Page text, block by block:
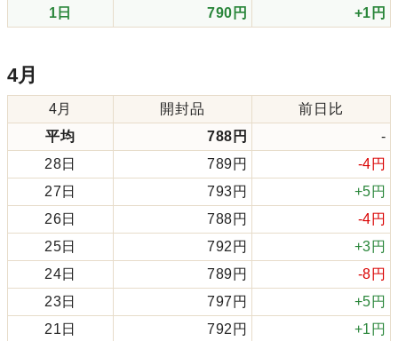
1日
790円 +1円
4月
4月 開封品
前日比
平均
788円
-
28日
789円
-4円
27日
793円
+5円
26日
788円
-4円
25日
792円
+3円
24日
789円
-8円
23日
797円
+5円
21日
792円 +1円